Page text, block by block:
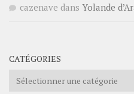
cazenave dans Yolande
CATÉGORIES
Catégories